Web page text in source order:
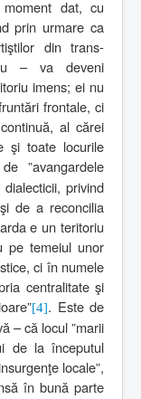
dat, cu
prin urmare ca
din trans-
– va deveni
imens; ei nu
frontale, ci
al cărei
şi toate locurile
”avangardele
privind
de a reconcilia
e un teritoriu
pe temeiul unor
ci în numele
centralitate şi
[4]. Este de
– că locul ”marii
de la începutul
locale”,
în bună parte